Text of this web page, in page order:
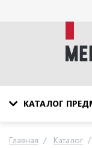
КАТАЛОГ
Главная Каталог